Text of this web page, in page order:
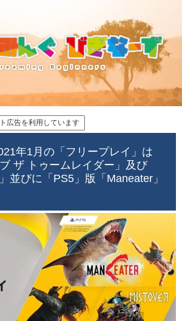
広告を利用しています
年1月の「フリープレイ」は
ブ ザ トゥームレイダー」及び
並びに「PS5」版「Maneater」